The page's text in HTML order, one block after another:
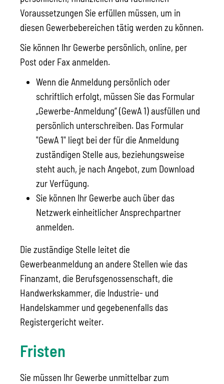
Voraussetzungen Sie erfüllen müssen, um in
diesen Gewerbebereichen tätig werden zu können.
Sie können Ihr Gewerbe persönlich, online, per
Post oder Fax anmelden.
Wenn die Anmeldung persönlich oder
schriftlich erfolgt, müssen Sie das Formular
„Gewerbe-Anmeldung“ (GewA 1) ausfüllen und
persönlich unterschreiben. Das Formular
"GewA 1" liegt bei der für die Anmeldung
zuständigen Stelle aus, beziehungsweise
steht auch, je nach Angebot, zum Download
zur Verfügung.
Sie können Ihr Gewerbe auch über das
Netzwerk einheitlicher Ansprechpartner
anmelden.
Die zuständige Stelle leitet die
Gewerbeanmeldung an andere Stellen wie das
Finanzamt, die Berufsgenossenschaft, die
Handwerkskammer, die Industrie- und
Handelskammer und gegebenenfalls das
Registergericht weiter.
Fristen
Sie müssen Ihr Gewerbe unmittelbar zum